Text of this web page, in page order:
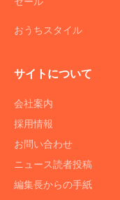
おうちスタイル
サイトについて
会社案内
採用情報
お問い合わせ
ニュース読者投稿
編集長からの手紙